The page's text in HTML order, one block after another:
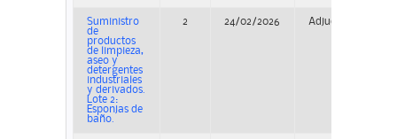
Suministro
de
productos
de limpieza,
aseo y
detergentes
industriales
y derivados.
Lote 2:
Esponjas de
baño.
2 24/02/2026 Adjudicación